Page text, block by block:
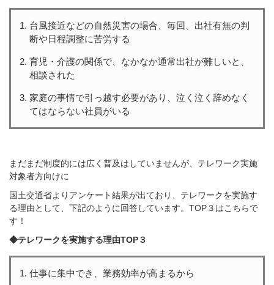
台風接近などの自然災害の場合、毎回、出社有無の判
断や日程調整に苦労する
育児・介護の関係で、なかなか通常出社が難しいと、
相談された
家庭の事情で引っ越す必要があり、泣く泣く辞めなく
てはならない社員がいる
まだまだ制度的には広く普及はしていませんが、テレワーク実施
対象者方向けに
国土交通省よりアンケート結果が出ており、テレワークを実施す
る理由として、 下記のように回答しています。 TOP３はこちらで
す！
◆テレワークを実施する理由TOP３
仕事に集中でき、業務効率が高まるから